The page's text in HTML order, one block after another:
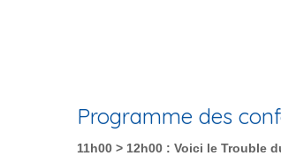
Programme des
11h00 > 12h00 : Voici le Trouble